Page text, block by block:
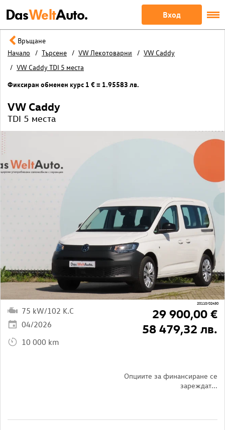
DasWeltAuto. Вход
Връщане
Начало
Търсене VW Лекотоварни
VW Caddy
VW Caddy TDI 5 места
Фиксиран обменен курс 1 € = 1.95583 лв.
20110/02430
VW Caddy
TDI 5 места
75 kW/102 K.C
04/2026
10 000 km
Опциите за финансиране се
зареждат...
29 900,00 €
58 479,32 лв.